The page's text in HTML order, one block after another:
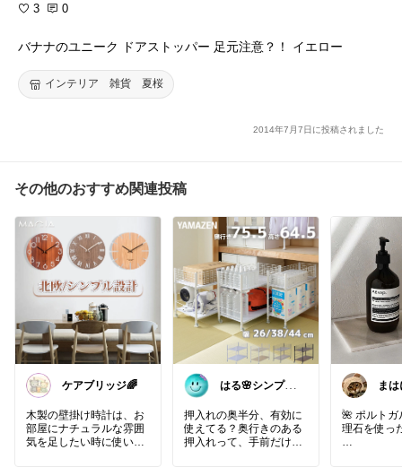
3 0
バナナのユニーク ドアストッパー 足元注意？！ イエロー
インテリア 雑貨 夏桜
2014年7月7日に投稿されました
その他のおすすめ関連投稿
ケアブリッジ🌈
木製の壁掛け時計は、お
部屋にナチュラルな雰囲
気を足したい時に使いや
はる🌸シンプル
押入れの奥半分、有効に
使えてる？奥行きのある
押入れって、手前だけ使
ま
🌺 ポルトガ
理石を使っ